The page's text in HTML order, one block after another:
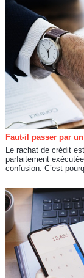
Faut-il passer par
Le rachat de crédit
parfaitement
confusion. C’est